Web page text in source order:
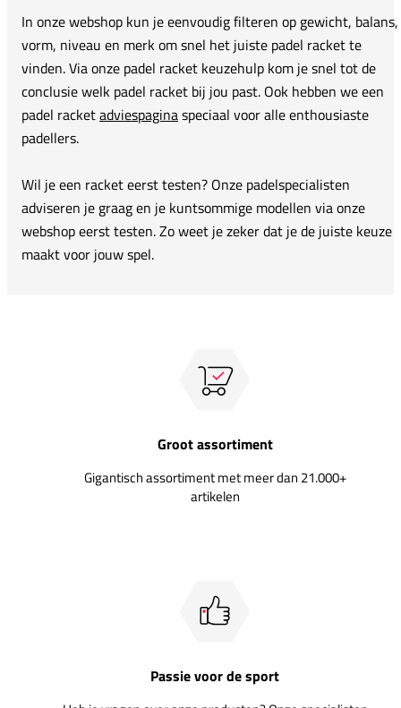
In onze webshop kun je eenvoudig filteren op gewicht, balans,
vorm, niveau en merk om snel het juiste padel racket te
vinden. Via onze padel racket keuzehulp kom je snel tot de
conclusie welk padel racket bij jou past. Ook hebben we een
padel racketadviespaginaspeciaal voor alle enthousiaste
padellers.
Wil je een racket eerst testen? Onze padelspecialisten
adviseren je graag en je kuntsommige modellen via onze
webshop eerst testen. Zo weet je zeker dat je de juiste keuze
maakt voor jouw spel.
Groot assortiment
Gigantisch assortiment met meer dan 21.000+
artikelen
Passie voor de sport